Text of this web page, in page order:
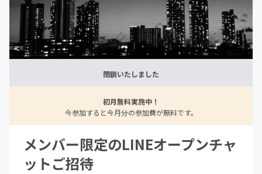
閉鎖いたしました
初月無料実施中！
今参加すると今月分の参加費が無料です。
メンバー限定のLINEオープンチャ
ットご招待